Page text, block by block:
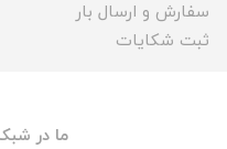
سفارش و ارسال بار
ثبت شکایات
ما در